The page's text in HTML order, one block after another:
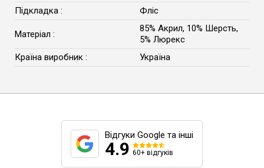
Підкладка :
Фліс
Матеріал :
85% Акрил, 10% Шерсть,
5% Люрекс
Країна виробник :
Україна
Відгуки Google та інші
4.9 60+ відгуків